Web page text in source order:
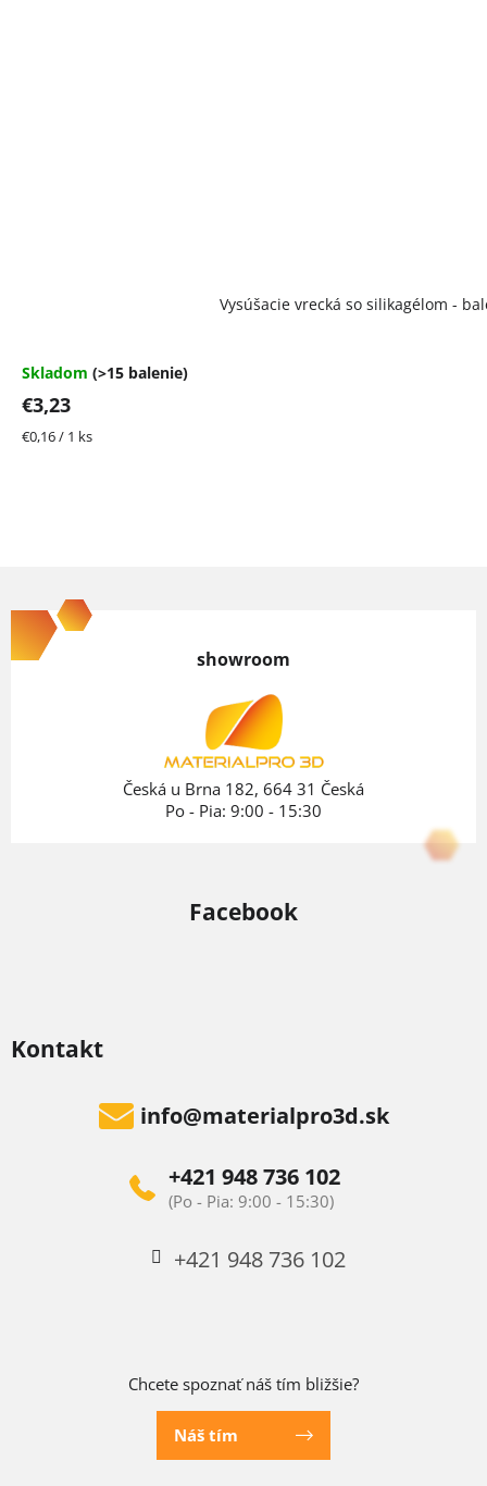
Vysúšacie vrecká so silikagélom -
Skladom (>15 balenie)
€3,23
Jednotková
€0,16 / 1 ks
á
p
Kontakt
info@materialpro3d.sk
+421 948 736 102
+421 948 736 102
Chcete spoznať náš tím bližšie?
Náš tím
showroom
Česká u Brna 182, 664 31 Česká
Po - Pia: 9:00 - 15:30
Facebook